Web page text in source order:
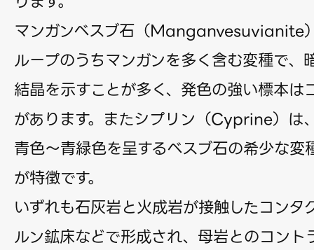
マンガンベスブ石（Manganvesuvianite
ループのうちマンガンを多く含む変種で、
結晶を示すことが多く、発色の強い標本は
があります。またシプリン（Cyprine）は
青色〜青緑色を呈するベスブ石の希少な変
が特徴です。
いずれも石灰岩と火成岩が接触したコンタ
ルン鉱床などで形成され、母岩とのコント